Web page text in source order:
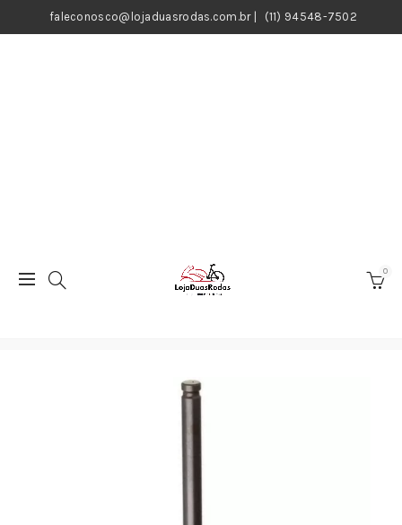
faleconosco@lojaduasrodas.com.br| (11) 94548-7502
0